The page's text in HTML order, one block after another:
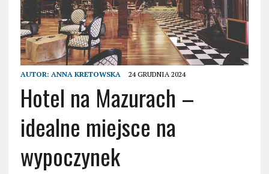
AUTOR: ANNA KRETOWSKA 24 GRUDNIA 2024
Hotel na Mazurach –
idealne miejsce na
wypoczynek